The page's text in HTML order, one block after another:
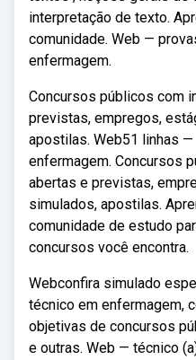
interpretação de texto.
comunidade. Web —
enfermagem.
Concursos públicos com
previstas, empregos,
apostilas. Web51 linhas
enfermagem. Concursos
abertas e previstas,
simulados, apostilas.
comunidade de estudo
concursos você encontra.
Webconfira simulado
técnico em enfermagem,
objetivas de concursos
e outras. Web — técnico